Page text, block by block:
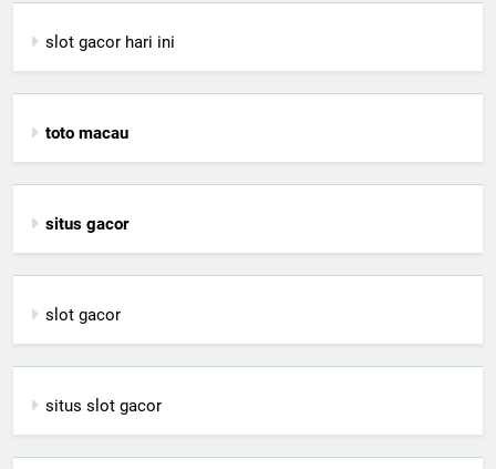
slot gacor hari ini
toto macau
situs gacor
slot gacor
situs slot gacor